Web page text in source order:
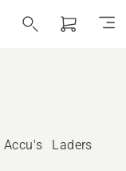
Accu's Laders